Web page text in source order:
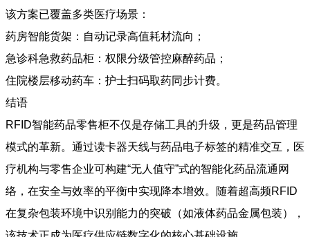
该方案已覆盖多类医疗场景：
药房智能货架：自动记录高值耗材流向；
急诊科急救药品柜：权限分级管控麻醉药品；
住院楼层移动药车：护士扫码取药同步计费。
结语
RFID智能药品零售柜不仅是存储工具的升级，更是药品管理
模式的革新。通过读卡器天线与药品电子标签的精准交互，医
疗机构与零售企业可构建“无人值守”式的智能化药品流通网
络，在安全与效率的平衡中实现降本增效。随着超高频RFID
在复杂包装环境中识别能力的突破（如液体药品金属包装），